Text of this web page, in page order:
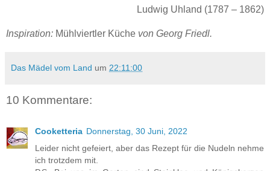
Ludwig Uhland (1787 – 1862)
Inspiration: Mühlviertler Küche von Georg Friedl.
Das Mädel vom Land um 22:11:00
10 Kommentare:
Cooketteria Donnerstag, 30 Juni, 2022
Leider nicht gefeiert, aber das Rezept für die Nudeln nehme
ich trotzdem mit.